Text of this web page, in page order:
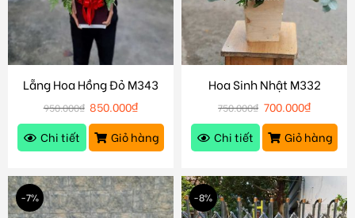
Lẵng Hoa Hồng Đỏ M343
950.000₫ 850.000₫
Chi tiết
Giỏ hàng
Hoa Sinh Nhật M332
750.000₫ 700.000₫
Chi tiết
Giỏ hàng
-7% -8%